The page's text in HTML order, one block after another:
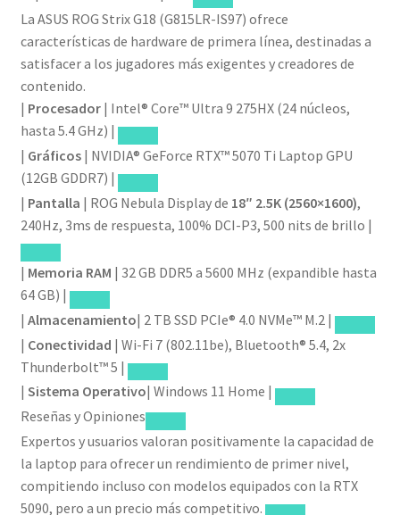
La ASUS ROG Strix G18 (G815LR-IS97) ofrece
características de hardware de primera línea, destinadas a
satisfacer a los jugadores más exigentes y creadores de
contenido.
| Procesador| Intel® Core™ Ultra 9 275HX (24 núcleos,
hasta 5.4 GHz) |
| Gráficos| NVIDIA® GeForce RTX™ 5070 Ti Laptop GPU
(12GB GDDR7) |
| Pantalla | ROG Nebula Display de 18″ 2.5K (2560×1600),
240Hz, 3ms de respuesta, 100% DCI-P3, 500 nits de brillo |
| Memoria RAM | 32 GB DDR5 a 5600 MHz (expandible hasta
64 GB) |
| Almacenamiento| 2 TB SSD PCIe® 4.0 NVMe™ M.2 |
| Conectividad | Wi-Fi 7 (802.11be), Bluetooth® 5.4, 2x
Thunderbolt™ 5 |
| Sistema Operativo| Windows 11 Home |
Reseñas y Opiniones
Expertos y usuarios valoran positivamente la capacidad de
la laptop para ofrecer un rendimiento de primer nivel,
compitiendo incluso con modelos equipados con la RTX
5090, pero a un precio más competitivo.